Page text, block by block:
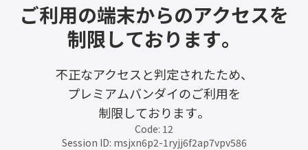
ご利用の端末からのアクセスを
制限しております。
不正なアクセスと判定されたため、
プレミアムバンダイのご利用を
制限しております。
Code: 12
Session ID: msjxn6p2-1ryjj6f2ap7vpv586